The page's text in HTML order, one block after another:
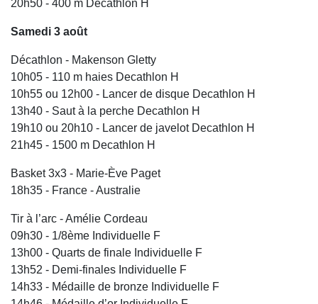
20h50 - 400 m Decathlon H
Samedi 3 août
Décathlon - Makenson Gletty
10h05 - 110 m haies Decathlon H
10h55 ou 12h00 - Lancer de disque Decathlon H
13h40 - Saut à la perche Decathlon H
19h10 ou 20h10 - Lancer de javelot Decathlon H
21h45 - 1500 m Decathlon H
Basket 3x3 - Marie-Ève Paget
18h35 - France - Australie
Tir à l’arc - Amélie Cordeau
09h30 - 1/8ème Individuelle F
13h00 - Quarts de finale Individuelle F
13h52 - Demi-finales Individuelle F
14h33 - Médaille de bronze Individuelle F